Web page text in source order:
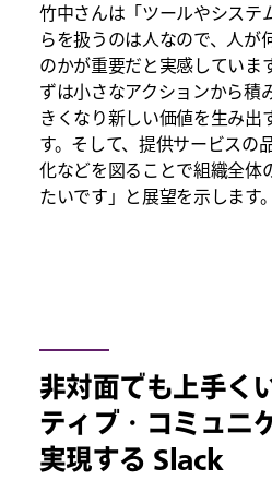
竹中さんは「ツールやシステ
らを扱うのは人なので、人が
のかが重要だと実感していま
ずは小さなアクションから積
きくなり新しい価値を生み出
す。そして、提供サービスの
化などを図ることで組織全体
たいです」と展望を示します。
非対面でも上手く
ティブ・コミュニ
実現する Slack